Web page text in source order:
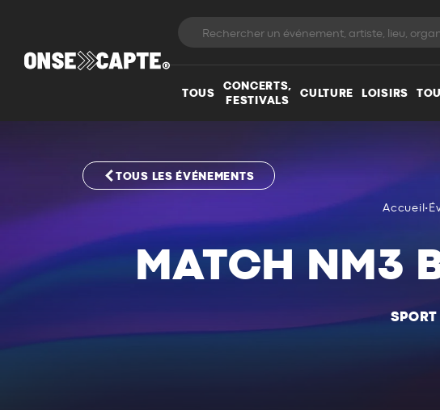
TOUS
CONCERTS,
FESTIVALS
CULTURE LOISIRS
TOUS LES ÉVÉNEMENTS
Accueil •
MATCH NM3
SPORT